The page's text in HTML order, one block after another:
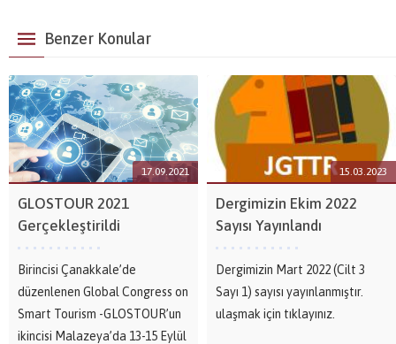
Benzer Konular
17.09.2021
GLOSTOUR 2021
Gerçekleştirildi
Birincisi Çanakkale’de
düzenlenen Global Congress on
Smart Tourism -GLOSTOUR’un
ikincisi Malazeya’da 13-15 Eylül
15.03.2023
Dergimizin Ekim 2022
Sayısı Yayınlandı
Dergimizin Mart 2022 (Cilt 3
Sayı 1) sayısı yayınlanmıştır.
ulaşmak için tıklayınız.